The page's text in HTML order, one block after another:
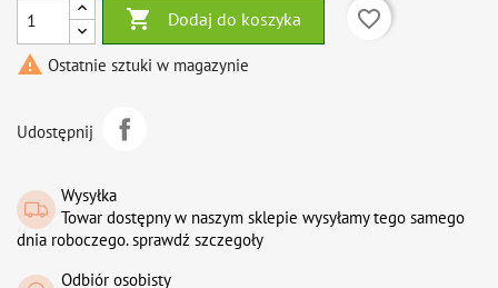
 Dodaj do koszyka
favorite_border
 Ostatnie sztuki w magazynie
Udostępnij
Wysyłka
Towar dostępny w naszym sklepie wysyłamy tego samego
dnia roboczego. sprawdź szczegoły
Odbiór osobisty